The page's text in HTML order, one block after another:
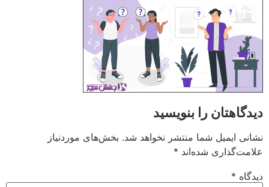
دیدگاهتان را بنویسید
نشانی ایمیل شما منتشر نخواهد شد. بخش‌های موردنیاز
علامت‌گذاری شده‌اند *
دیدگاه *